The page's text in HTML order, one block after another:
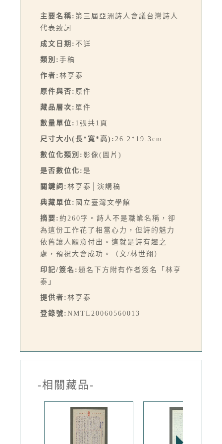
主要名稱: 第三屆亞洲詩人會議台灣詩人
代表致詞
成文日期: 不詳
類別: 手稿
作者: 林亨泰
原件與否: 原件
藏品層次: 單件
數量單位: 1張共1頁
尺寸大小(長*寬*高): 26.2*19.3cm
數位化類別: 影像(圖片)
是否數位化: 是
關鍵詞: 林亨泰│演講稿
典藏單位: 國立臺灣文學館
摘要: 約260字。詩人不是職業名稱，卻
為這份工作花了相當心力，但詩的魅力
依舊讓人願意付出。這就是詩有趣之
處，預祝大會成功。（文/林世翔）
印記/簽名: 題名下方附有作者簽名「林亨
泰」
提供者: 林亨泰
登錄號: NMTL20060560013
-相關藏品-